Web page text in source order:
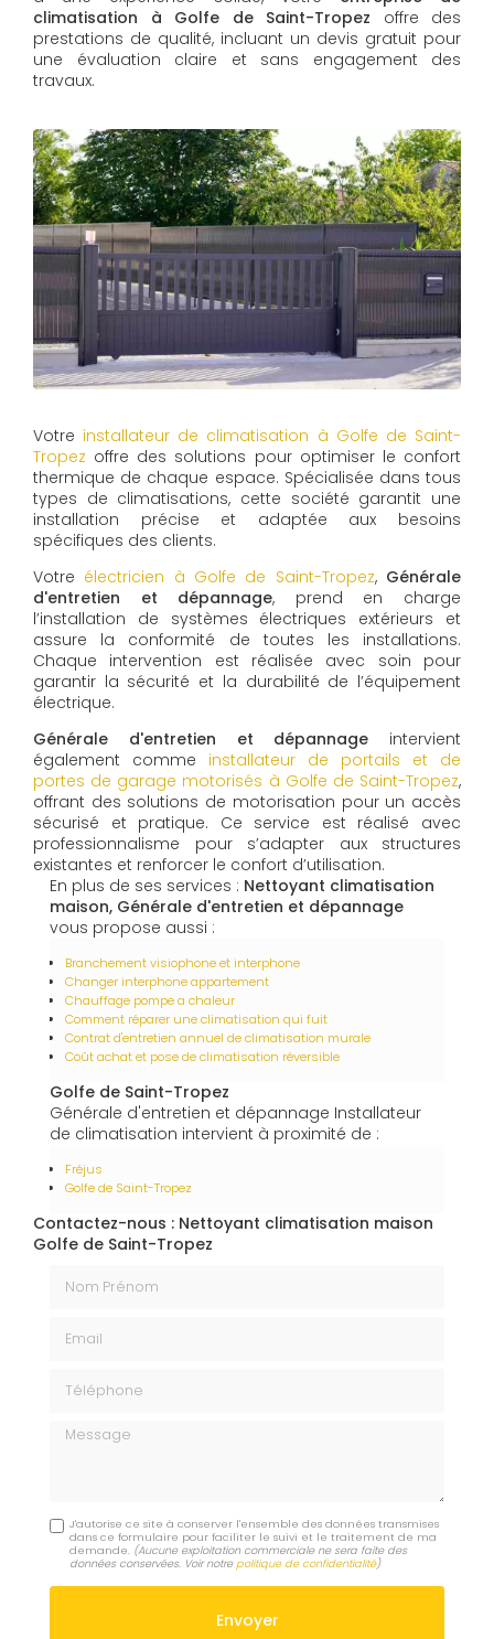
climatisation à Golfe de Saint-Tropez offre des
prestations de qualité, incluant un devis gratuit pour
une évaluation claire et sans engagement des
travaux.
Votre installateur de climatisation à Golfe de Saint-
Tropez offre des solutions pour optimiser le confort
thermique de chaque espace. Spécialisée dans tous
types de climatisations, cette société garantit une
installation précise et adaptée aux besoins
spécifiques des clients.
Votre électricien à Golfe de Saint-Tropez, Générale
d'entretien et dépannage, prend en charge
l’installation de systèmes électriques extérieurs et
assure la conformité de toutes les installations.
Chaque intervention est réalisée avec soin pour
garantir la sécurité et la durabilité de l’équipement
électrique.
Générale d'entretien et dépannage intervient
également comme installateur de portails et de
portes de garage motorisés à Golfe de Saint-Tropez,
offrant des solutions de motorisation pour un accès
sécurisé et pratique. Ce service est réalisé avec
professionnalisme pour s’adapter aux structures
existantes et renforcer le confort d’utilisation.
En plus de ses services : Nettoyant climatisation
maison, Générale d'entretien et dépannage
vous propose aussi :
Branchement visiophone et interphone
Changer interphone appartement
Chauffage pompe a chaleur
Comment réparer une climatisation qui fuit
Contrat d'entretien annuel de climatisation murale
Coût achat et pose de climatisation réversible
Golfe de Saint-Tropez
Générale d'entretien et dépannage Installateur
de climatisation intervient à proximité de :
Fréjus
Golfe de Saint-Tropez
Contactez-nous : Nettoyant climatisation maison
Golfe de Saint-Tropez
Message
J'autorise ce site à conserver l'ensemble des données transmises
dans ce formulaire pour faciliter le suivi et le traitement de ma
demande. (Aucune exploitation commerciale ne sera faite des
données conservées. Voir notrepolitique de confidentialité)